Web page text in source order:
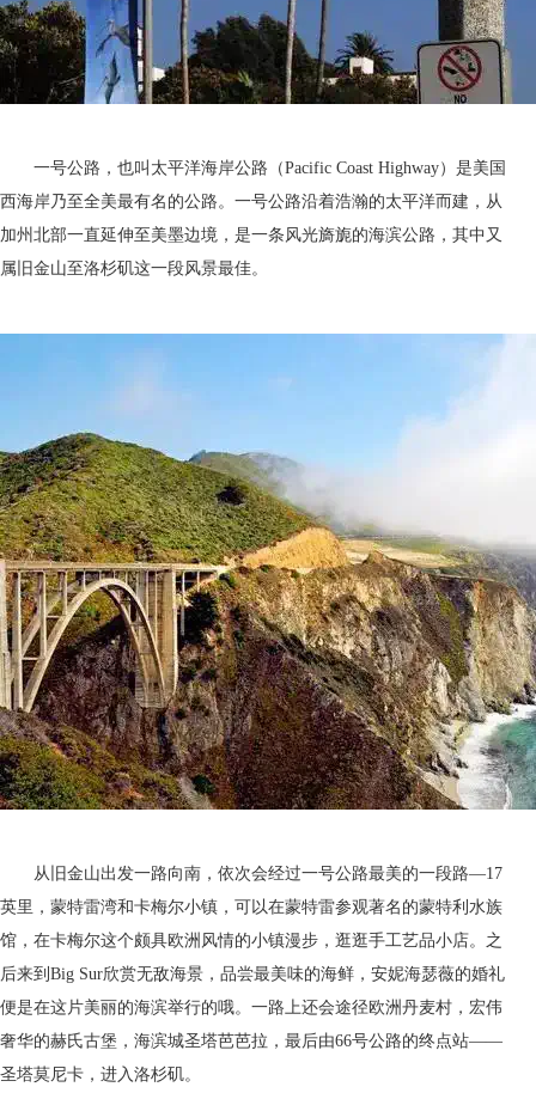
一号公路，也叫太平洋海岸公路（Pacific Coast Highway）是美国
西海岸乃至全美最有名的公路。一号公路沿着浩瀚的太平洋而建，从
加州北部一直延伸至美墨边境，是一条风光旖旎的海滨公路，其中又
属旧金山至洛杉矶这一段风景最佳。
从旧金山出发一路向南，依次会经过一号公路最美的一段路—17
英里，蒙特雷湾和卡梅尔小镇，可以在蒙特雷参观著名的蒙特利水族
馆，在卡梅尔这个颇具欧洲风情的小镇漫步，逛逛手工艺品小店。之
后来到Big Sur欣赏无敌海景，品尝最美味的海鲜，安妮海瑟薇的婚礼
便是在这片美丽的海滨举行的哦。一路上还会途径欧洲丹麦村，宏伟
奢华的赫氏古堡，海滨城圣塔芭芭拉，最后由66号公路的终点站——
圣塔莫尼卡，进入洛杉矶。